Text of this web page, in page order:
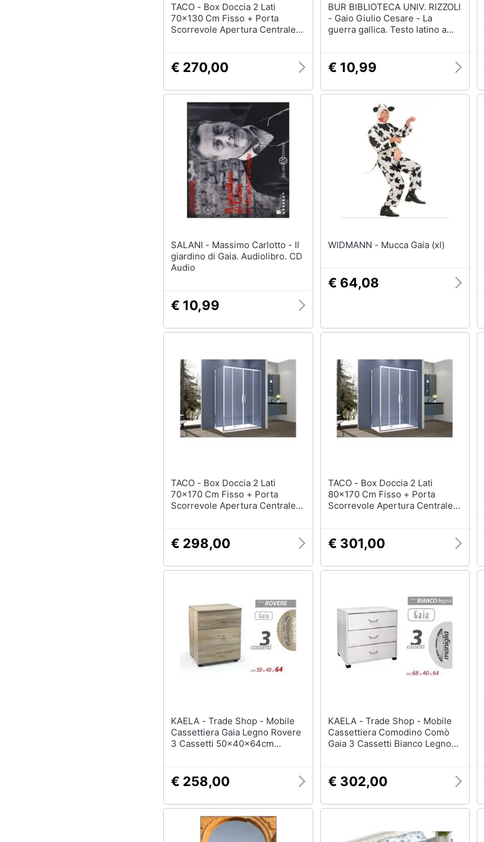
TACO - Box Doccia 2 Lati
70x130 Cm Fisso + Porta
Scorrevole Apertura Centrale
€ 270,00
BUR BIBLIOTECA UNIV. RIZZOLI
- Gaio Giulio Cesare - La
guerra gallica. Testo latino a
€ 10,99
SALANI - Massimo Carlotto - Il
giardino di Gaia. Audiolibro. CD
Audio
€ 10,99
WIDMANN - Mucca Gaia (xl)
€ 64,08
TACO - Box Doccia 2 Lati
70x170 Cm Fisso + Porta
Scorrevole Apertura Centrale
€ 298,00
TACO - Box Doccia 2 Lati
80x170 Cm Fisso + Porta
Scorrevole Apertura Centrale
€ 301,00
KAELA - Trade Shop - Mobile
Cassettiera Gaia Legno Rovere
3 Cassetti 50x40x64cm
€ 258,00
KAELA - Trade Shop - Mobile
Cassettiera Comodino Comò
Gaia 3 Cassetti Bianco Legno
€ 302,00